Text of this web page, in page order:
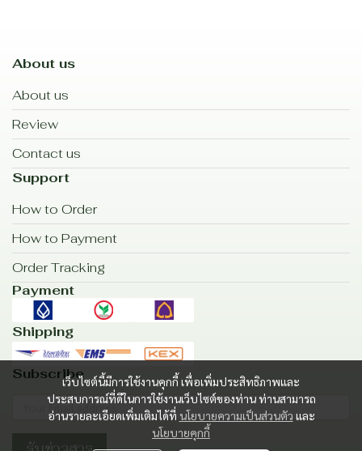
เว็บไซต์นี้มีการใช้งานคุกกี้ เพื่อเพิ่มประสิทธิภาพและ
ประสบการณ์ที่ดีในการใช้งานเว็บไซต์ของท่าน ท่านสามารถ
อ่านรายละเอียดเพิ่มเติมได้ที่ นโยบายความเป็นส่วนตัว และ
นโยบายคุกกี้
About us
About us
Review
Contact us
Support
How to Order
How to Payment
Order Tracking
Payment
Shipping
Subscribe